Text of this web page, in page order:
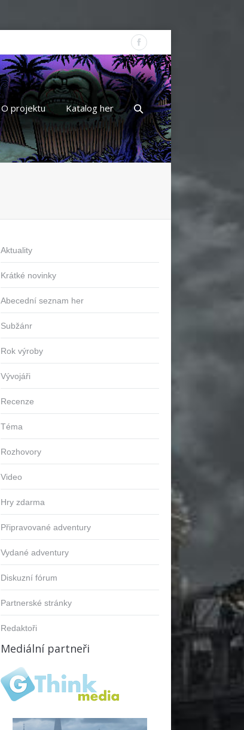
O projektu Katalog her
Aktuality
Krátké novinky
Abecední seznam her
Subžánr
Rok výroby
Vývojáři
Recenze
Téma
Rozhovory
Video
Hry zdarma
Připravované adventury
Vydané adventury
Diskuzní fórum
Partnerské stránky
Redaktoři
Mediální partneři